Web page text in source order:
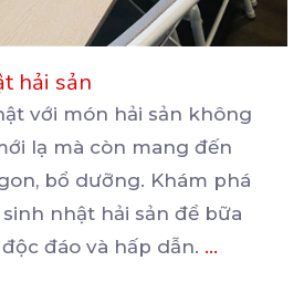
hải sản
với món hải sản không
lạ mà còn mang đến
bổ dưỡng. Khám phá
nhật hải sản để bữa
đáo và hấp dẫn. ...